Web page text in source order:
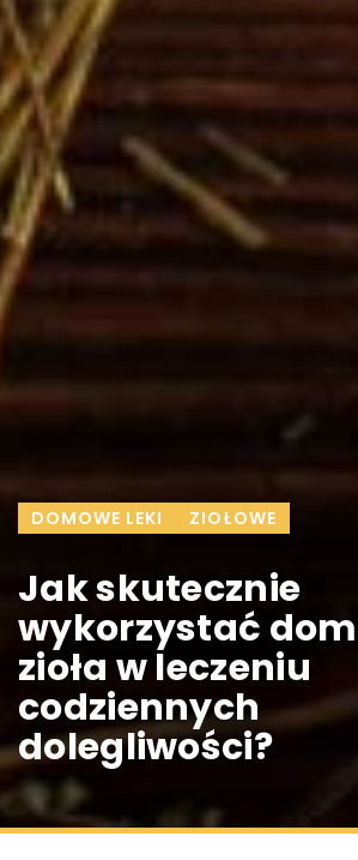
DOMOWE LEKI ZIOŁOWE
Jak skutecznie
wykorzystać
zioła w leczeniu
codziennych
dolegliwości?